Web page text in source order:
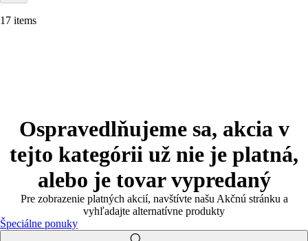
17 items
Ospravedlňujeme sa, akcia v
tejto kategórii už nie je platná,
alebo je tovar vypredaný
Pre zobrazenie platných akcií, navštívte našu Akčnú stránku a
vyhľadajte alternatívne produkty
Špeciálne ponuky